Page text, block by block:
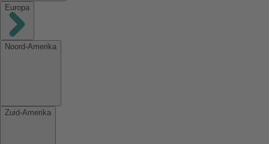
Europa
Noord-Amerika
Zuid-Amerika